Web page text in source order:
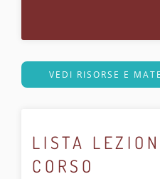
VEDI RISORSE E
LISTA
CORSO